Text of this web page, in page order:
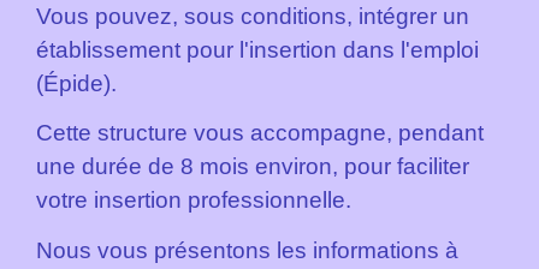
Vous pouvez, sous conditions, intégrer un
établissement pour l'insertion dans l'emploi
(Épide).
Cette structure vous accompagne, pendant
une durée de 8 mois environ, pour faciliter
votre insertion professionnelle.
Nous vous présentons les informations à